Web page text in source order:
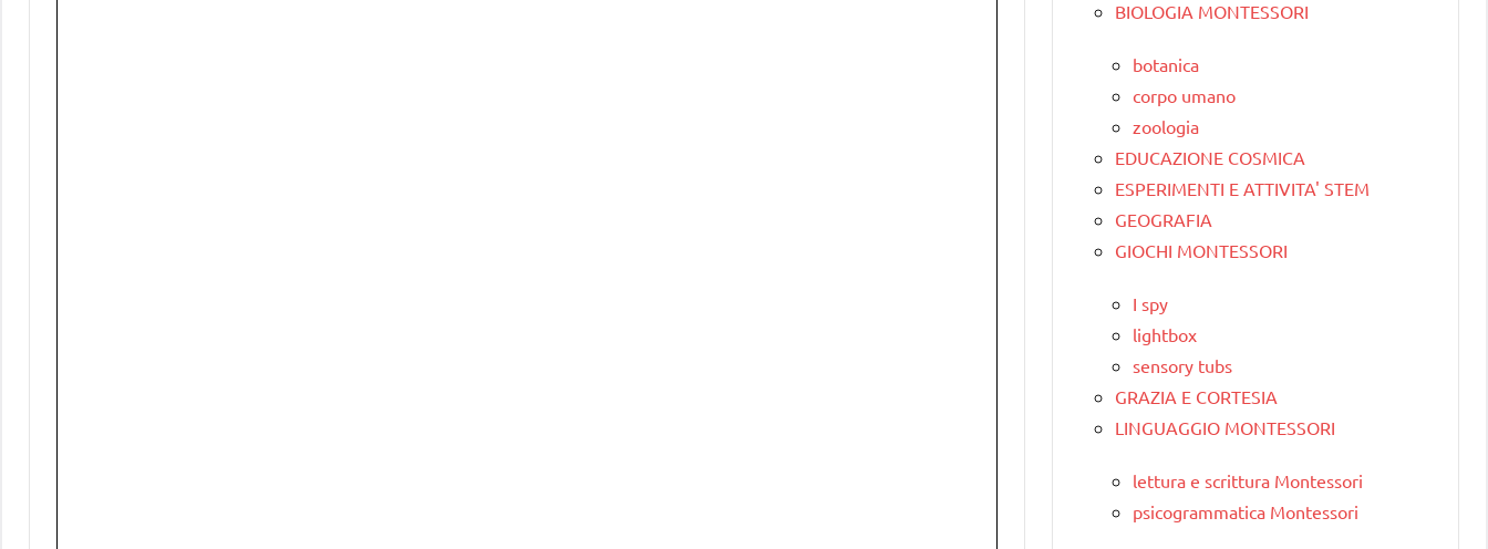
BIOLOGIA MONTESSORI
botanica
corpo umano
zoologia
EDUCAZIONE COSMICA
ESPERIMENTI E ATTIVITA' STEM
GEOGRAFIA
GIOCHI MONTESSORI
I spy
lightbox
sensory tubs
GRAZIA E CORTESIA
LINGUAGGIO MONTESSORI
lettura e scrittura Montessori
psicogrammatica Montessori